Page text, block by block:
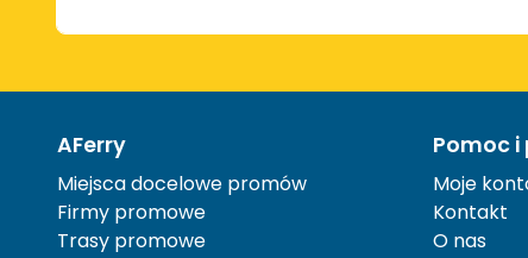
AFerry
Miejsca docelowe promów
Firmy promowe
Trasy promowe
Pomoc
Moje
Kontakt
O nas